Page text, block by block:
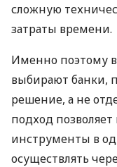
сложную
затраты времени.
Именно поэтому
выбирают банки,
решение, а не
подход
инструменты в
осуществлять